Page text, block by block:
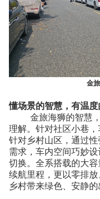
金
懂场景的智慧，有温
金旅海狮的智慧
理解。针对社区小巷，
针对乡村山区，通过
需求，车内空间巧妙
切换。全系搭载的大
续航里程，更以零排
乡村带来绿色、安静的